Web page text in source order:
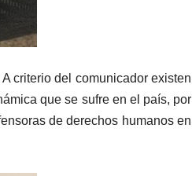
criterio del comunicador existen
que se sufre en el país, por
de derechos humanos en